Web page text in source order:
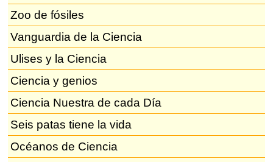
Zoo de fósiles
Vanguardia de la Ciencia
Ulises y la Ciencia
Ciencia y genios
Ciencia Nuestra de cada Día
Seis patas tiene la vida
Océanos de Ciencia